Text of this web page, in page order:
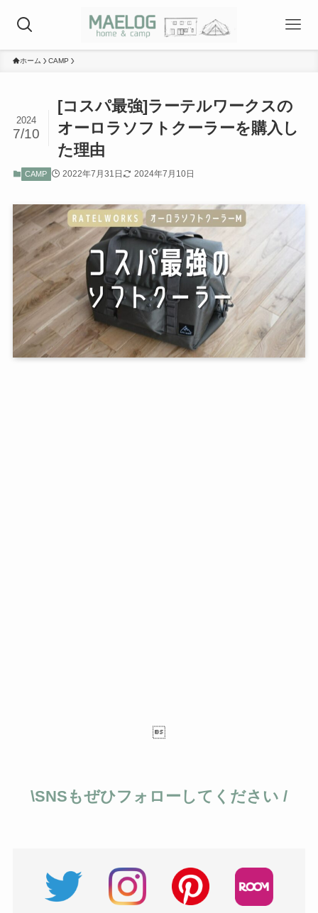
ホーム CAMP
[コスパ最強]ラーテルワークスの
オーロラソフトクーラーを購入し
た理由
2024
7/10
CAMP 2022年7月31日 2024年7月10日

\SNSもぜひフォローしてください /